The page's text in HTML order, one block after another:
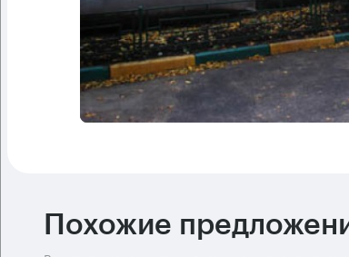
Похожие